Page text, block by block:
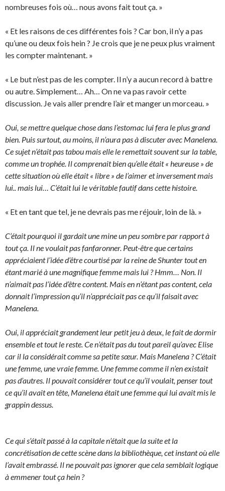
nombreuses fois où… nous avons fait tout ça. »
« Et les raisons de ces différentes fois ? Car bon, il n’y a pas
qu’une ou deux fois hein ? Je crois que je ne peux plus vraiment
les compter maintenant. »
« Le but n’est pas de les compter. Il n’y a aucun record à battre
ou autre. Simplement… Ah… On ne va pas ravoir cette
discussion. Je vais aller prendre l’air et manger un morceau. »
Oui, se mettre quelque chose dans l’estomac lui fera le plus grand
bien. Puis surtout, au moins, il n’aura pas à discuter avec Manelena.
Ce sujet n’était pas tabou mais elle le remettait souvent sur la table,
comme un trophée. Il comprenait bien qu’elle était « heureuse » de
cette situation où elle était « libre » de l’aimer et inversement mais
lui.. mais lui… C’était lui le véritable fautif dans cette histoire.
« Et en tant que tel, je ne devrais pas me réjouir, loin de là. »
C’était pourquoi il gardait une mine un peu sombre par rapport à
tout ça. Il ne voulait pas fanfaronner. Peut-être que certains
appréciaient l’idée d’être courtisé par la reine de Shunter tout en
étant marié à une magnifique femme mais lui ? Hmm… Non. Il
n’aimait pas l’idée d’être content. Mais en n’étant pas content, cela
donnait l’impression qu’il n’appréciait pas ce qu’il faisait avec
Manelena.
Oui, il appréciait grandement leur petit jeu à deux, le fait de dormir
ensemble et tout le reste. Ce n’était pas du tout pareil qu’avec Elise
car il la considérait comme sa petite sœur. Mais Manelena ? C’était
une femme, une vraie femme. Une femme comme il n’en existait
pas d’autres. Il pouvait considérer tout ce qu’il voulait, penser tout
ce qu’il avait en tête, Manelena était une femme qui lui avait mis le
grappin dessus.
Ce qui s’était passé à la capitale n’était que la suite et la
concrétisation de cette scène dans la bibliothèque, cet instant où elle
l’avait embrassé. Il ne pouvait pas ignorer que cela semblait logique
à emmener tout ça hein ?